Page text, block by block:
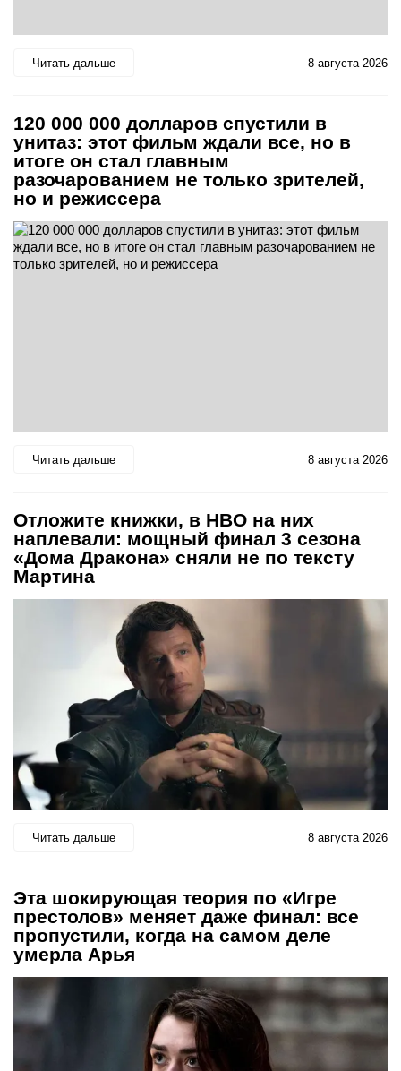
Читать дальше 8 августа 2026
120 000 000 долларов спустили в
унитаз: этот фильм ждали все, но в
итоге он стал главным
разочарованием не только зрителей,
но и режиссера
Читать дальше 8 августа 2026
Отложите книжки, в HBO на них
наплевали: мощный финал 3 сезона
«Дома Дракона» сняли не по тексту
Мартина
Читать дальше 8 августа 2026
Эта шокирующая теория по «Игре
престолов» меняет даже финал: все
пропустили, когда на самом деле
умерла Арья